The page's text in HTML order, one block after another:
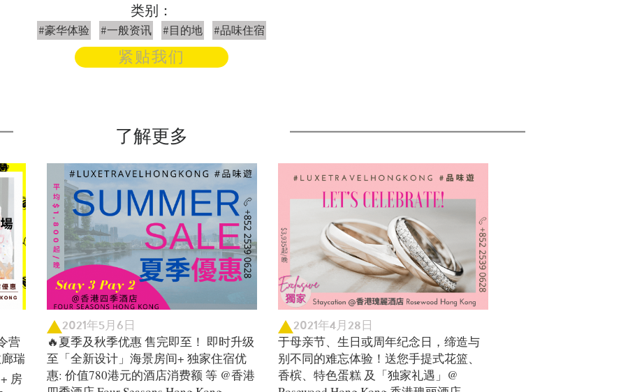
类别：
#豪华体验 #一般资讯 #目的地 #品味住宿
紧贴我们
了解更多
营
瑞
房
2021年5月6日
🔥夏季及秋季优惠 售完即至！ 即时升级
至「全新设计」海景房间+ 独家住宿优
惠: 价值780港元的酒店消费额 等 @香港
2021年4月28日
于母亲节、生日或周年纪念日，缔造与
别不同的难忘体验！送您手提式花篮、
香槟、特色蛋糕 及「独家礼遇」@